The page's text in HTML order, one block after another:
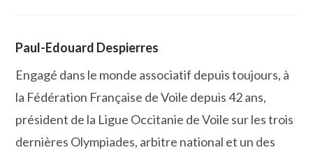
Paul-Edouard Despierres
Engagé dans le monde associatif depuis toujours, à
la Fédération Française de Voile depuis 42 ans,
président de la Ligue Occitanie de Voile sur les trois
dernières Olympiades, arbitre national et un des